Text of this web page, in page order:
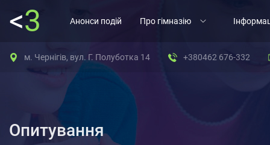
<3 Анонси подій Про гімназію
м. Чернігів, вул. Г. Полуботка 14 +380462 676-332
Опитування